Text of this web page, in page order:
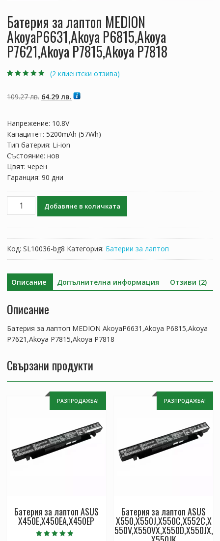
Батерия за лаптоп MEDION
AkoyaP6631,Akoya P6815,Akoya
P7621,Akoya P7815,Akoya P7818
потребителски
оценки
(2 клиентски отзива)
109.27лв. Original
109.27 лв..
64.29 лв.Текущата
Напрежение: 10.8V
Капацитет: 5200mAh (57Wh)
Тип батерия: Li-ion
Състояние: нов
Цвят: черен
Гаранция: 90 дни
количество
лаптоп
MEDION
P7621,Akoya
P7818
Добавяне в количката
Код: SL10036-bg8 Категория: Батерии за лаптоп
Описание Допълнителна информация Отзиви (2)
Описание
Батерия за лаптоп MEDION AkoyaP6631,Akoya P6815,Akoya
P7621,Akoya P7815,Akoya P7818
Свързани продукти
РАЗПРОДАЖБА!
Батерия за лаптоп ASUS
X450E,X450EA,X450EP
РАЗПРОДАЖБА!
Батерия за лаптоп ASUS
X550,X550J,X550C,X552C,X
550V,X550VX,X550D,X550JX,